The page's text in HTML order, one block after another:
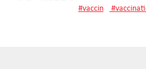
#vaccin #